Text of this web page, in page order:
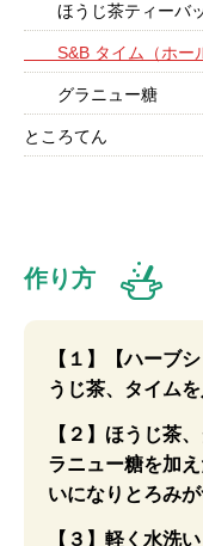
ほうじ茶ティーバ
S&B タイム（ホー
グラニュー糖
ところてん
作り方
【１】【ハーブ
うじ茶、タイム
【２】ほうじ茶
ラニュー糖を加
いになりとろみ
【３】軽く水洗